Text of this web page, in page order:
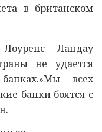
в британском
Ландау
не удается
всех
банки боятся с